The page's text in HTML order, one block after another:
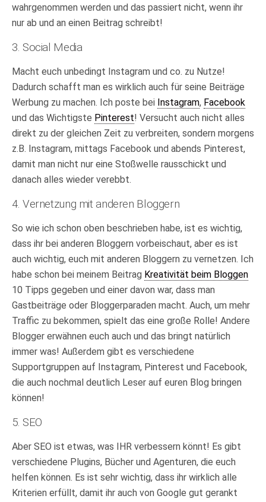
wahrgenommen werden und das passiert nicht, wenn ihr
nur ab und an einen Beitrag schreibt!
3. Social Media
Macht euch unbedingt Instagram und co. zu Nutze!
Dadurch schafft man es wirklich auch für seine Beiträge
Werbung zu machen. Ich poste bei Instagram, Facebook
und das Wichtigste Pinterest! Versucht auch nicht alles
direkt zu der gleichen Zeit zu verbreiten, sondern morgens
z.B. Instagram, mittags Facebook und abends Pinterest,
damit man nicht nur eine Stoßwelle rausschickt und
danach alles wieder verebbt.
4. Vernetzung mit anderen Bloggern
So wie ich schon oben beschrieben habe, ist es wichtig,
dass ihr bei anderen Bloggern vorbeischaut, aber es ist
auch wichtig, euch mit anderen Bloggern zu vernetzen. Ich
habe schon bei meinem Beitrag Kreativität beim Bloggen
10 Tipps gegeben und einer davon war, dass man
Gastbeiträge oder Bloggerparaden macht. Auch, um mehr
Traffic zu bekommen, spielt das eine große Rolle! Andere
Blogger erwähnen euch auch und das bringt natürlich
immer was! Außerdem gibt es verschiedene
Supportgruppen auf Instagram, Pinterest und Facebook,
die auch nochmal deutlich Leser auf euren Blog bringen
können!
5. SEO
Aber SEO ist etwas, was IHR verbessern könnt! Es gibt
verschiedene Plugins, Bücher und Agenturen, die euch
helfen können. Es ist sehr wichtig, dass ihr wirklich alle
Kriterien erfüllt, damit ihr auch von Google gut gerankt